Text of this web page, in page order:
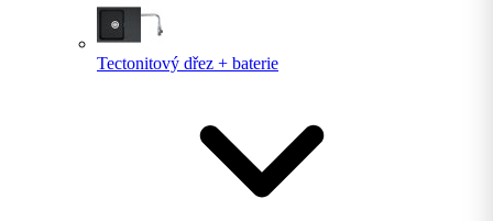
Tectonitový dřez + baterie